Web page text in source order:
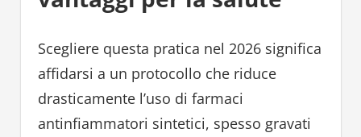
Scegliere questa pratica nel 2026 significa
affidarsi a un protocollo che riduce
drasticamente l’uso di farmaci
antinfiammatori sintetici, spesso gravati